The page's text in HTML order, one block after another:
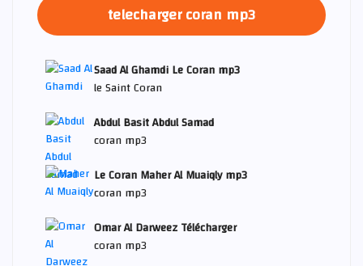
telecharger coran mp3
Saad Al Ghamdi Le Coran mp3
le Saint Coran
Abdul Basit Abdul Samad
coran mp3
Le Coran Maher Al Muaiqly mp3
coran mp3
Omar Al Darweez Télécharger
coran mp3